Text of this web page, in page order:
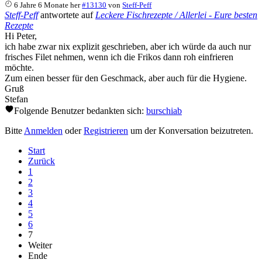
6 Jahre 6 Monate her #13130 vonSteff-Peff
Steff-Peffantwortete auf Leckere Fischrezepte / Allerlei - Eure besten
Rezepte
Hi Peter,
ich habe zwar nix explizit geschrieben, aber ich würde da auch nur
frisches Filet nehmen, wenn ich die Frikos dann roh einfrieren
möchte.
Zum einen besser für den Geschmack, aber auch für die Hygiene.
Gruß
Stefan
Folgende Benutzer bedankten sich: burschiab
Bitte Anmelden oderRegistrieren um der Konversation beizutreten.
Start
Zurück
1
2
3
4
5
6
7
Weiter
Ende